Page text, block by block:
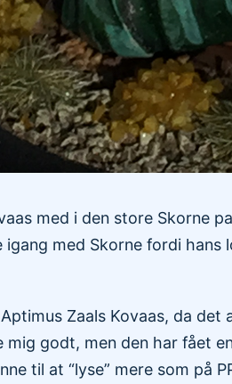
med i den store Skorne
med Skorne fordi
Zaals Kovaas, da
mig godt, men den har fået
til at “lyse” mere som på